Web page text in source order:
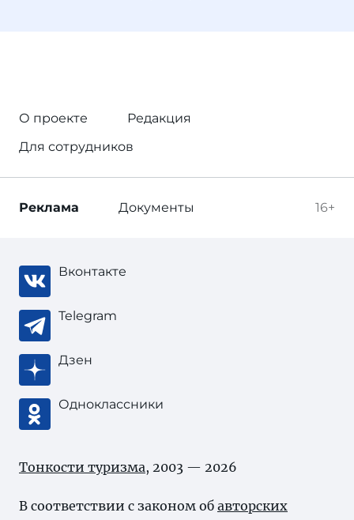
О проекте
Редакция
Для сотрудников
16+
Реклама Документы
Вконтакте
Telegram
Дзен
Одноклассники
Тонкости туризма, 2003 — 2026
В соответствии с законом об авторских